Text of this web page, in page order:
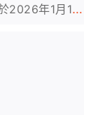
2026年1月1日